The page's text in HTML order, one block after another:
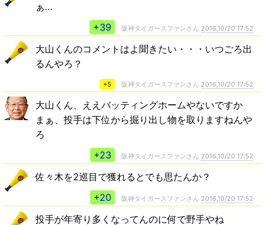
ぁ…
+39
阪神タイガースファンさん 2016,10/20 17:52
大山くんのコメントはよ聞きたい・・・いつごろ出
るんやろ？
+5 阪神タイガースファンさん 2016,10/20 17:52
大山くん、ええバッティングホームやないですか
まぁ、投手は下位から掘り出し物を取りますねんや
ろ
+23
阪神タイガースファンさん 2016,10/20 17:52
佐々木を2巡目で獲れるとでも思たんか？
+20
阪神タイガースファンさん 2016,10/20 17:52
投手が年寄り多くなってんのに何で野手やね